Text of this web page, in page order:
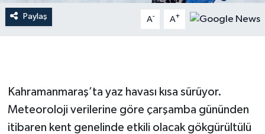
Paylaş A- A+
Kahramanmaraş’ta yaz havası kısa sürüyor.
Meteoroloji verilerine göre çarşamba gününden
itibaren kent genelinde etkili olacak gökgürültülü
ROPORTAJ
KADIN-AİLE
YEREL YÖNETİM